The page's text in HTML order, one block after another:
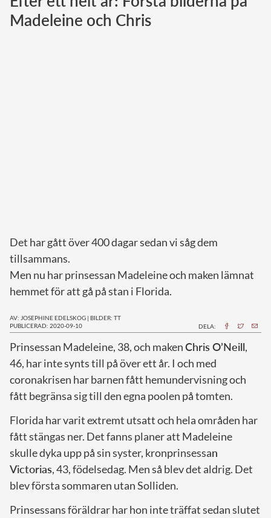
Norska kungahuset
Madeleine och Chris
Det har gått över 400 dagar sedan vi såg dem
tillsammans.
Men nu har prinsessan Madeleine och maken lämnat
hemmet för att gå på stan i Florida.
AV: JOSEPHINE EDELSKOG | BILDER: TT
PUBLICERAD: 2020-09-10
DELA:
Prinsessan Madeleine, 38, och makenChris O’Neill,
46, har inte synts till på över ett år. I och med
coronakrisen har barnen fått hemundervisning och
fått begränsa sig till den egna poolen på tomten.
Florida har varit extremt utsatt och hela områden har
fått stängas ner. Det fanns planer att Madeleine
skulle dyka upp på sin syster, kronprinsessan
Victorias, 43, födelsedag. Men så blev det aldrig. Det
blev första sommaren utan Solliden.
Prinsessans föräldrar har hon inte träffat sedan slutet